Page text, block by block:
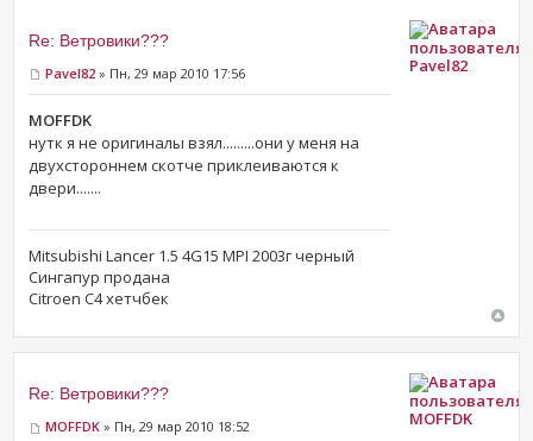
Re: Ветровики???
Pavel82 » Пн, 29 мар 2010 17:56
MOFFDK
нутк я не оригиналы взял.........они у меня на
двухстороннем скотче приклеиваются к
двери.......
Mitsubishi Lancer 1.5 4G15 MPI 2003г черный
Сингапур продана
Citroen C4 хетчбек
Pavel82
Re: Ветровики???
MOFFDK » Пн, 29 мар 2010 18:52 MOFFDK